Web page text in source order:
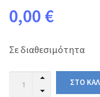
0,00 €
Σε διαθεσιμότητα
ΣΤΟ